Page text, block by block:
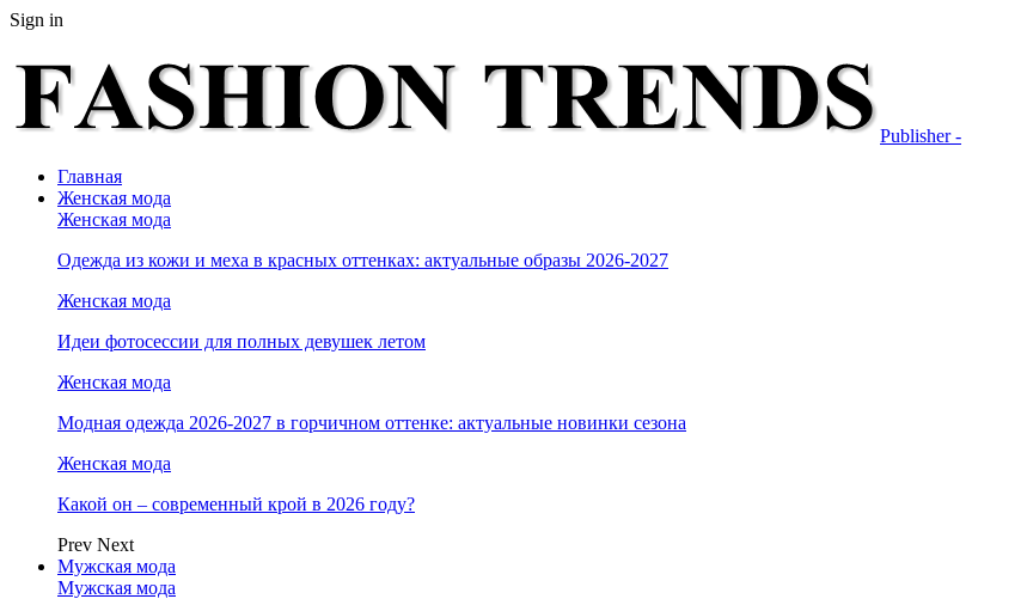
Sign in
Publisher -
Главная
Женская мода
Женская мода
Одежда из кожи и меха в красных оттенках: актуальные образы 2026-2027
Женская мода
Идеи фотосессии для полных девушек летом
Женская мода
Модная одежда 2026-2027 в горчичном оттенке: актуальные новинки сезона
Женская мода
Какой он – современный крой в 2026 году?
Prev Next
Мужская мода
Мужская мода